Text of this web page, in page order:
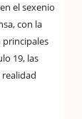
el sexenio
con la
principales
19, las